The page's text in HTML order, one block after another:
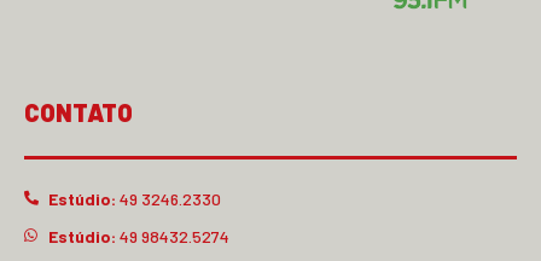
CONTATO
Estúdio: 49 3246.2330
Estúdio: 49 98432.5274